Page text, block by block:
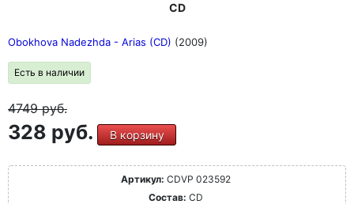
CD
Obokhova Nadezhda - Arias (CD) (2009)
Есть в наличии
4749руб.
328 руб. В корзину
Артикул: CDVP 023592
Состав: CD